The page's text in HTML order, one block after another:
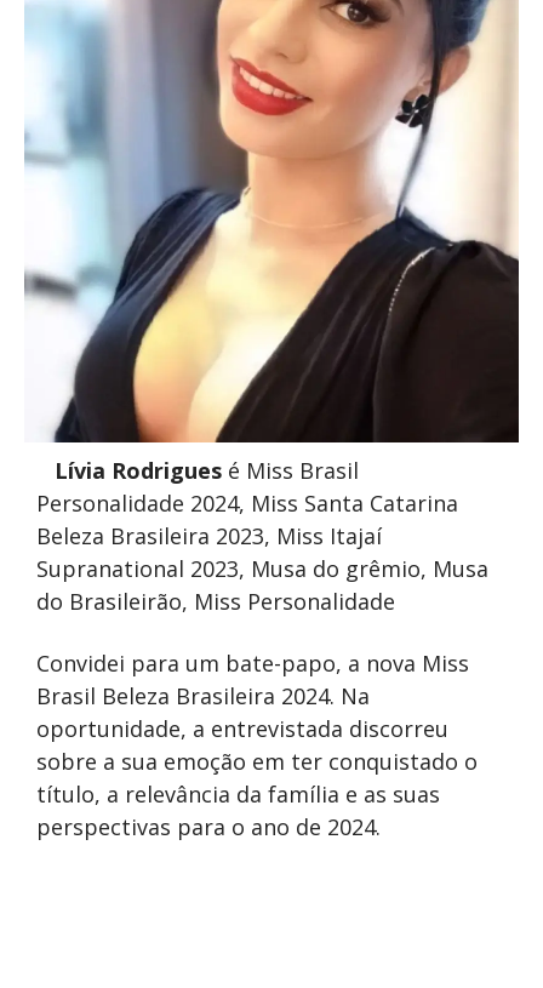
Lívia Rodrigues é Miss Brasil
Personalidade 2024, Miss Santa Catarina
Beleza Brasileira 2023, Miss Itajaí
Supranational 2023, Musa do grêmio, Musa
do Brasileirão, Miss Personalidade
Convidei para um bate-papo, a nova Miss
Brasil Beleza Brasileira 2024. Na
oportunidade, a entrevistada discorreu
sobre a sua emoção em ter conquistado o
título, a relevância da família e as suas
perspectivas para o ano de 2024.